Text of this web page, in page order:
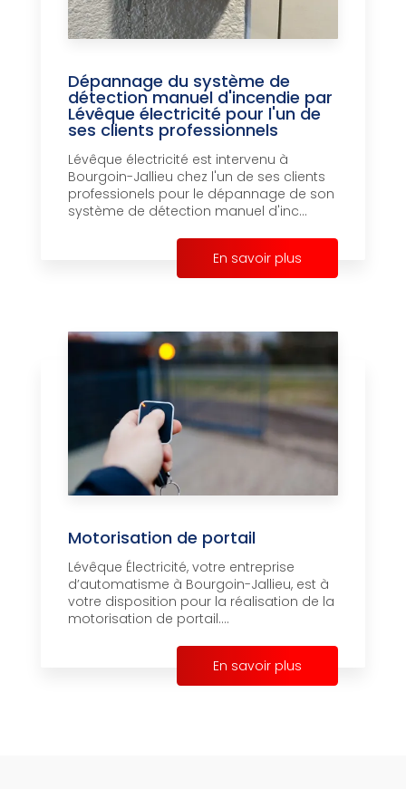
Dépannage du système de
détection manuel d'incendie par
Lévêque électricité pour l'un de
ses clients professionnels
Lévêque électricité est intervenu à
Bourgoin-Jallieu chez l'un de ses clients
professionels pour le dépannage de son
système de détection manuel d'inc...
En savoir plus
Motorisation de portail
Lévêque Électricité, votre entreprise
d’automatisme à Bourgoin-Jallieu, est à
votre disposition pour la réalisation de la
motorisation de portail....
En savoir plus